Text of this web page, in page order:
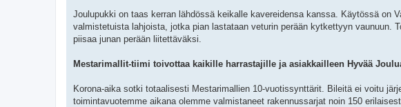
i
Joulupukki on taas kerran lähdössä keikalle kavereidensa kanssa. Käytössä on
valmistetuista lahjoista, jotka pian lastataan veturin perään kytkettyyn vaunuun.
piisaa junan perään liitettäväksi.
Mestarimallit-tiimi toivottaa kaikille harrastajille ja asiakkailleen Hyvää
Korona-aika sotki totaalisesti Mestarimallien 10-vuotissynttärit. Bileitä ei voitu
toimintavuotemme aikana olemme valmistaneet rakennussarjat noin 150